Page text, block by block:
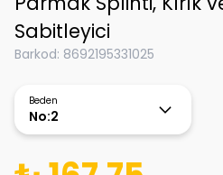
Sabitleyici
Barkod: 8692195331025
Beden
No:2